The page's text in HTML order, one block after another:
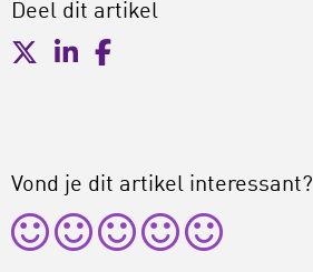
Deel dit artikel
Vond je dit artikel interessant?